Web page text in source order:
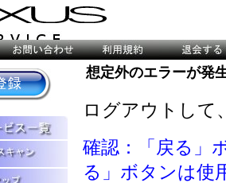
想定外のエラーが発
ログアウトして
確認：「戻る」
る」ボタンは使